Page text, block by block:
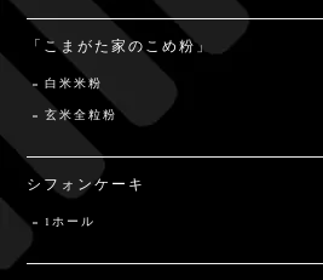
「こまがた家のこめ粉」
白米米粉
玄米全粒粉
シフォンケーキ
1ホール